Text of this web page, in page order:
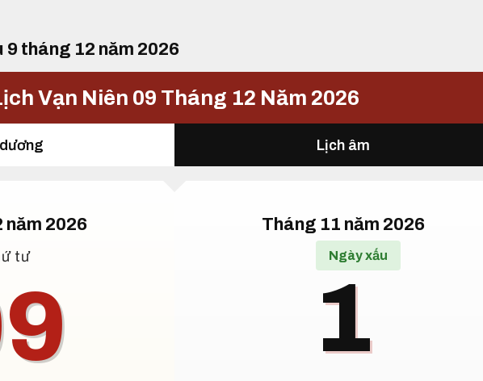
tháng 12 năm 2026
Vạn Niên 09 Tháng 12 Năm 2026
Lịch âm
năm 2026
tư
Tháng 11 năm 2026
Ngày xấu
1